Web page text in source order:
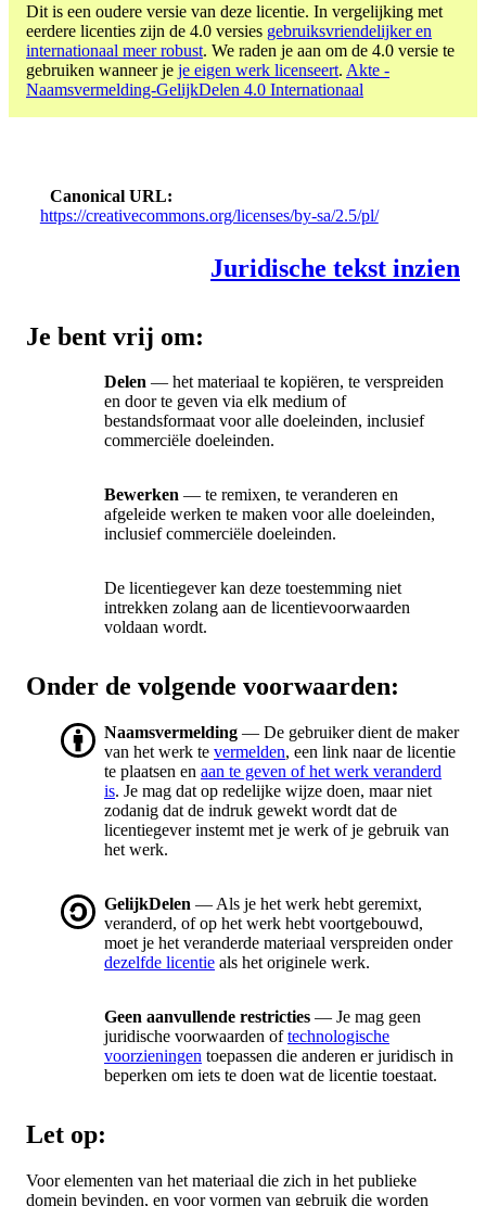
Dit is een oudere versie van deze licentie. In vergelijking met
eerdere licenties zijn de 4.0 versies gebruiksvriendelijker en
internationaal meer robust. We raden je aan om de 4.0 versie te
gebruiken wanneer je je eigen werk licenseert. Akte -
Naamsvermelding-GelijkDelen 4.0 Internationaal
Canonical URL
https://creativecommons.org/licenses/by-sa/2.5/pl/
Juridische tekst inzien
Je bent vrij om:
Delen — het materiaal te kopiëren, te verspreiden
en door te geven via elk medium of
bestandsformaat voor alle doeleinden, inclusief
commerciële doeleinden.
Bewerken — te remixen, te veranderen en
afgeleide werken te maken voor alle doeleinden,
inclusief commerciële doeleinden.
De licentiegever kan deze toestemming niet
intrekken zolang aan de licentievoorwaarden
voldaan wordt.
Onder de volgende voorwaarden:
Naamsvermelding — De gebruiker dient de maker
van het werk te vermelden, een link naar de licentie
te plaatsen en aan te geven of het werk veranderd
is. Je mag dat op redelijke wijze doen, maar niet
zodanig dat de indruk gewekt wordt dat de
licentiegever instemt met je werk of je gebruik van
het werk.
GelijkDelen — Als je het werk hebt geremixt,
veranderd, of op het werk hebt voortgebouwd,
moet je het veranderde materiaal verspreiden onder
dezelfde licentie als het originele werk.
Geen aanvullende restricties — Je mag geen
juridische voorwaarden oftechnologische
voorzieningen toepassen die anderen er juridisch in
beperken om iets te doen wat de licentie toestaat.
Let op:
Voor elementen van het materiaal die zich in het publieke
domein bevinden, en voor vormen van gebruik die worden